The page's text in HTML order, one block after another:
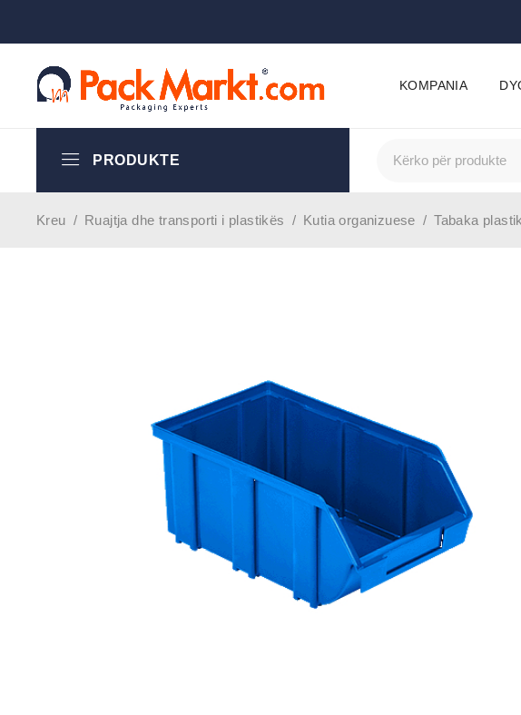
KOMPANIA
PRODUKTE
Kreu / Ruajtja dhe transporti i plastikës / Kutia organizuese / Tabaka